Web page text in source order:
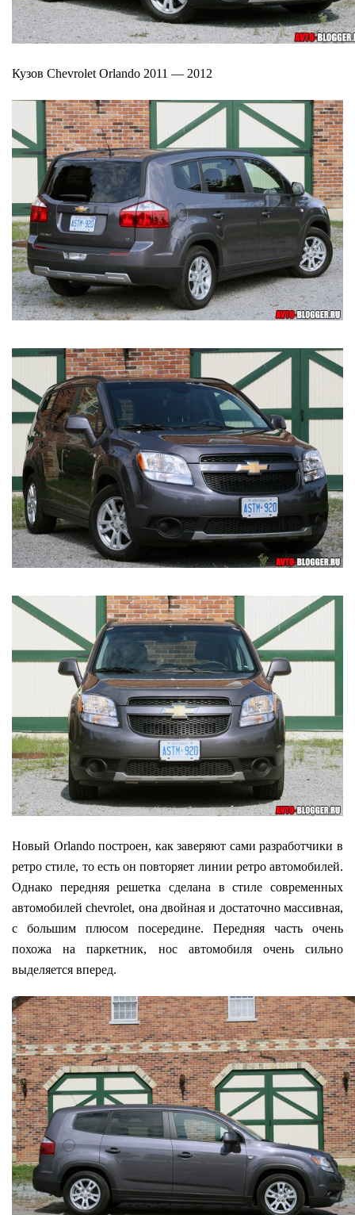
Кузов Chevrolet Orlando 2011 — 2012
Новый Orlando построен, как заверяют сами разработчики в
ретро стиле, то есть он повторяет линии ретро автомобилей.
Однако передняя решетка сделана в стиле современных
автомобилей chevrolet, она двойная и достаточно массивная,
с большим плюсом посередине. Передняя часть очень
похожа на паркетник, нос автомобиля очень сильно
выделяется вперед.